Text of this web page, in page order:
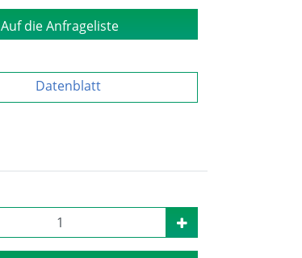
Auf die Anfrageliste
Datenblatt